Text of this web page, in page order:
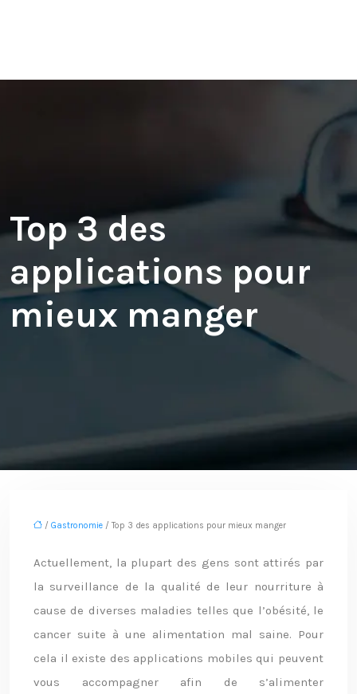
Top 3 des
applications pour
mieux manger
/ Gastronomie / Top 3 des applications pour mieux manger
Actuellement, la plupart des gens sont attirés par
la surveillance de la qualité de leur nourriture à
cause de diverses maladies telles que l’obésité, le
cancer suite à une alimentation mal saine. Pour
cela il existe des applications mobiles qui peuvent
vous accompagner afin de s’alimenter